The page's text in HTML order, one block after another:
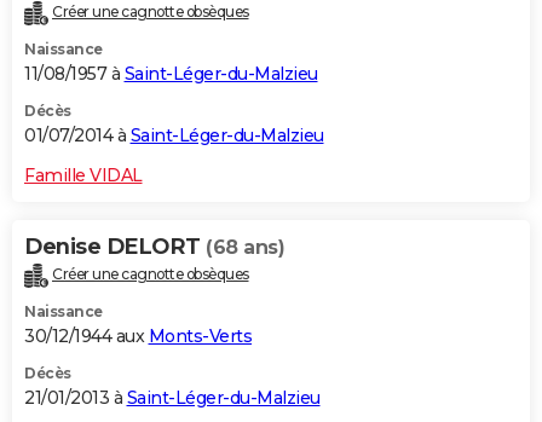
Créer une cagnotte obsèques
Naissance
11/08/1957 à Saint-Léger-du-Malzieu
Décès
01/07/2014 à Saint-Léger-du-Malzieu
Famille VIDAL
Denise DELORT (68 ans)
Créer une cagnotte obsèques
Naissance
30/12/1944 aux Monts-Verts
Décès
21/01/2013 à Saint-Léger-du-Malzieu